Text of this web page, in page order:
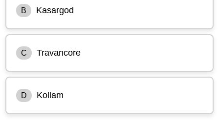
B Kasargod
C Travancore
D Kollam